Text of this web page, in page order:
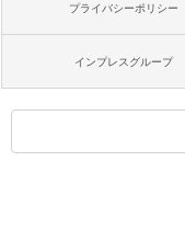
プライバシーポリシー
インプレスグループ